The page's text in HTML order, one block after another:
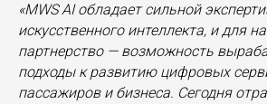
«MWS AI обладает сильной
искусственного интеллекта, и для
партнерство — возможность
подходы к развитию цифровых
пассажиров и бизнеса. Сегодня